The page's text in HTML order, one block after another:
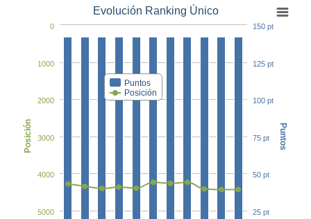
Posición Puntos
Evolución Ranking Único
Puntos
Posición
0
1000
2000
3000
4000
5000 25 pt
50 pt
75 pt
100 pt
125 pt
150 pt